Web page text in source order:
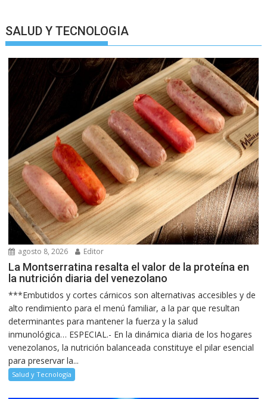
SALUD Y TECNOLOGIA
agosto 8, 2026 Editor
La Montserratina resalta el valor de la proteína en
la nutrición diaria del venezolano
***Embutidos y cortes cárnicos son alternativas accesibles y de
alto rendimiento para el menú familiar, a la par que resultan
determinantes para mantener la fuerza y la salud
inmunológica… ESPECIAL.- En la dinámica diaria de los hogares
venezolanos, la nutrición balanceada constituye el pilar esencial
para preservar la...
Salud y Tecnología